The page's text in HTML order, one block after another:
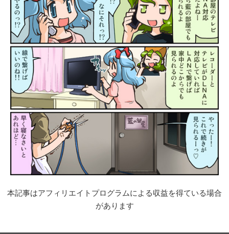
本記事はアフィリエイトプログラムによる収益を得ている場合
があります